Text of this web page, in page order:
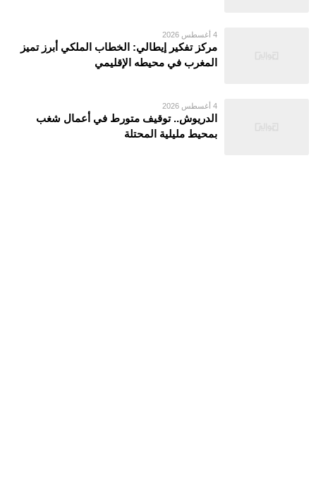
4 أغسطس 2026
مركز تفكير إيطالي: الخطاب الملكي أبرز تميز
المغرب في محيطه الإقليمي
4 أغسطس 2026
الدريوش.. توقيف متورط في أعمال شغب
بمحيط مليلية المحتلة